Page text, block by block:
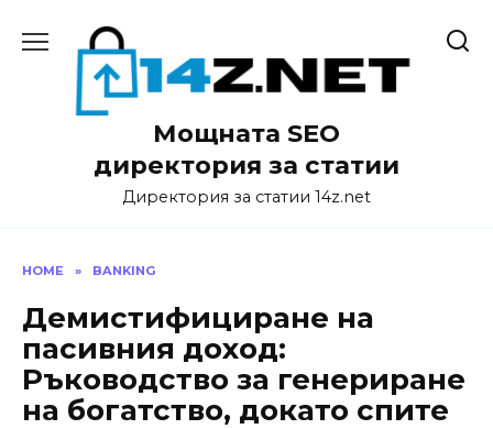
Мощната SEO
директория за статии
Директория за статии 14z.net
HOME » BANKING
Демистифициране на
пасивния доход:
Ръководство за генериране
на богатство, докато спите